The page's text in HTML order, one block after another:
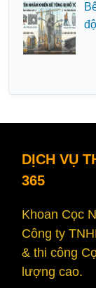
DỊCH VỤ
365
Khoan Cọc
Công ty
& thi công
lượng cao.